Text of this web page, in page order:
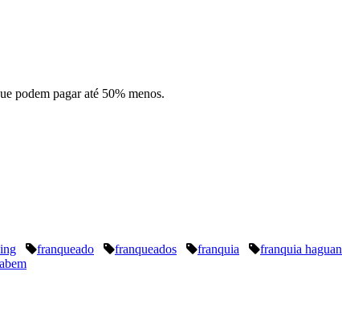
podem pagar até 50% menos.
franqueado franqueados franquia franquia